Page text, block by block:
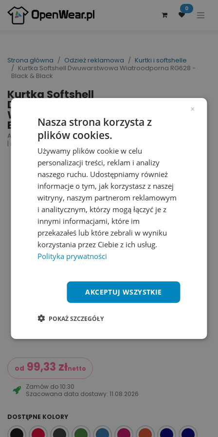
0
Strona główna Odzież reklamowa
Kurtki i softshelle
Kurtka Softshell Dwuwarstwowa Wiatroodporna RG628 -
Black & Black
Kurtka Softshell
Dwuwarstwowa
Wiatroodporna RG628 -
Black & Black
Ablaze Printable Softshell Jacket | nr art.: RG628
| nr art. producenta: TRA628
od 99,33 złnetto
Zamów do10:30
Szacowana data dostawy:11.08.2026
DOSTĘPNE KOLORY
×
Nasza strona korzysta z
plików cookies.
Używamy plików cookie w celu
personalizacji treści, reklam i analizy
naszego ruchu. Udostępniamy również
informacje o tym, jak korzystasz z naszej
witryny, naszym partnerom reklamowym
i analitycznym, którzy mogą łączyć je z
innymi informacjami, które im
przekazałeś lub które zebrali w wyniku
korzystania przez Ciebie z ich usług.
Polityka prywatności
AKCEPTUJ WSZYSTKIE
POKAŻ SZCZEGÓŁY